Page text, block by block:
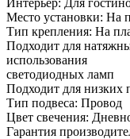
Место установки: На
Тип крепления: На
Подходит для
использования
светодиодных ламп
Подходит для низких
Тип подвеса: Провод
Цвет свечения:
Гарантия